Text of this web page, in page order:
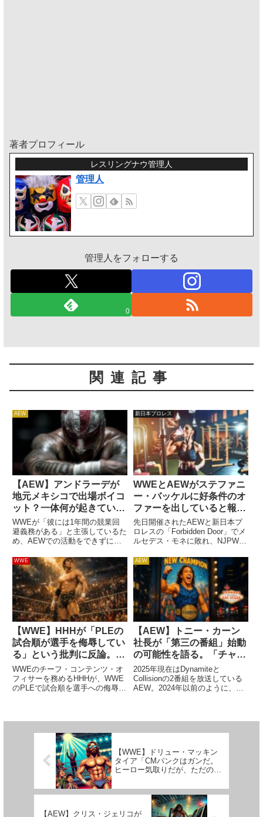
著者プロフィール
レスリングナウ管理人
管理人
管理人をフォローする
0
関連記事
AEW
【AEW】アンドラーデが
地元メキシコで出場ボイコ
ット？一体何が起きている
のか
WWEが「彼には1年間の競業回
避義務がある」と主張しているた
め、AEWでの活動をできずにい
前に地元メキシコの団体Crashで
タイトルを獲得していた彼は、現
地11月7日に開催されたCrashの
ショーにブッキングさ...
新日本プロレス
WWEとAEWがステファニ
ー・バッケルに好条件のオ
ファーを出していると報じ
られる
先日開催されたAEWと新日本プ
ロレスの「Forbidden Door」でメ
ルセデス・モネに敗れ、NJPW
ファニー・バッケル。彼女は業界
内で非常に高い評価を得ており、
「未来のビッグスターだ」と称賛
する人も少な...
WWE
【WWE】HHHが「PLEの
試合順が選手を侮辱してい
る」という批判に反論。
「理解できない。ファンが
作り出した物語だね」
WWEのチーフ・コンテンツ・オ
フィサーを務めるHHHが、WWE
のPLEで試合順を選手への侮辱と
大会を勢いよく始めら...
AEW
【AEW】トニー・カーン
社長が「第三の番組」始動
の可能性を語る。「チャン
スはある。ROHの統合も
検討はしているよ」
2025年現在はDynamiteと
Collisionの2番組を放送している
AEW。2024年以前のように、
R...
【WWE】ドリュー・マッキン
タイア「CMパンクはガンだ。
ヒーロー気取りだが、ただの自
【AEW】クリス・ジェリコが